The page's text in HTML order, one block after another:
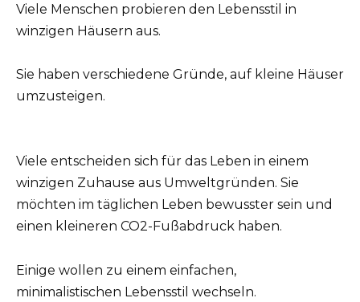
Viele Menschen probieren den Lebensstil in
winzigen Häusern aus.
Sie haben verschiedene Gründe, auf kleine Häuser
umzusteigen.
Viele entscheiden sich für das Leben in einem
winzigen Zuhause aus Umweltgründen. Sie
möchten im täglichen Leben bewusster sein und
einen kleineren CO2-Fußabdruck haben.
Einige wollen zu einem einfachen,
minimalistischen Lebensstil wechseln.